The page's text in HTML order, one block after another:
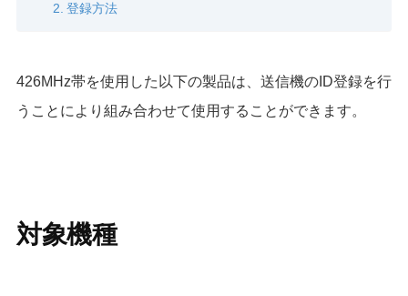
登録方法
426MHz帯を使用した以下の製品は、送信機のID登録を行
うことにより組み合わせて使用することができます。
対象機種